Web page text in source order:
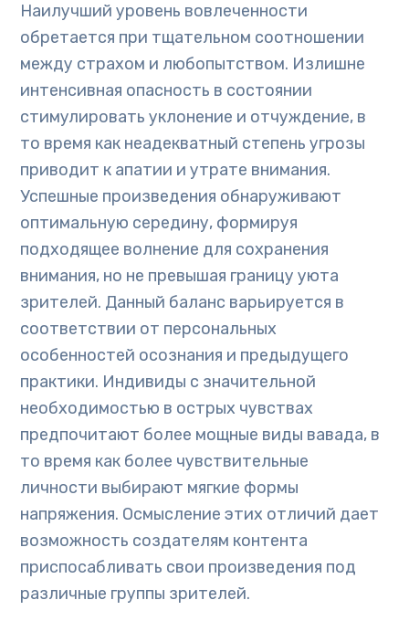
Наилучший уровень вовлеченности
обретается при тщательном соотношении
между страхом и любопытством. Излишне
интенсивная опасность в состоянии
стимулировать уклонение и отчуждение, в
то время как неадекватный степень угрозы
приводит к апатии и утрате внимания.
Успешные произведения обнаруживают
оптимальную середину, формируя
подходящее волнение для сохранения
внимания, но не превышая границу уюта
зрителей. Данный баланс варьируется в
соответствии от персональных
особенностей осознания и предыдущего
практики. Индивиды с значительной
необходимостью в острых чувствах
предпочитают более мощные виды вавада, в
то время как более чувствительные
личности выбирают мягкие формы
напряжения. Осмысление этих отличий дает
возможность создателям контента
приспосабливать свои произведения под
различные группы зрителей.